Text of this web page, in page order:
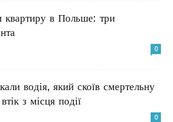
квартиру в Польше: три
0
водія, який скоїв смертельну
з місця події
0